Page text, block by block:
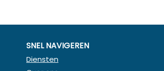
SNEL NAVIGEREN
Diensten